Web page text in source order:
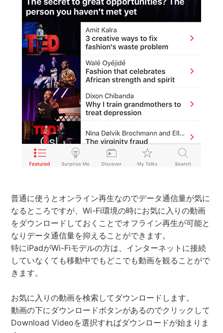
普通に使うとオンライン再生なのでデータ通信量が気に
なるところですが、Wi-Fi環境の時にお気に入りの動画
をダウンロードしておくことでオフライン再生が可能と
なりデータ通信量を抑えることができます。
特にiPadがWi-Fiモデルの方は、インターネットに接続
していなくても移動中でもどこでも動画を観ることがで
きます。
お気に入りの動画を検索してダウンロードします。
動画の下にダウンロードボタンがあるのでクリックして
Download Videoを選択すればダウンロードが始まりま